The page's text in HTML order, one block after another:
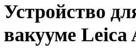
Устройство
вакууме Leica